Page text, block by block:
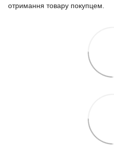
отримання товару покупцем.